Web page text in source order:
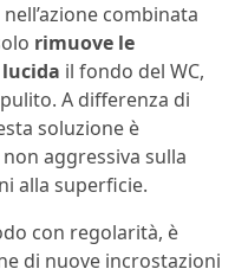
combinata
rimuove le
il fondo del WC,
A differenza di
soluzione è
aggressiva sulla
alla superficie.
con regolarità, è
di nuove incrostazioni